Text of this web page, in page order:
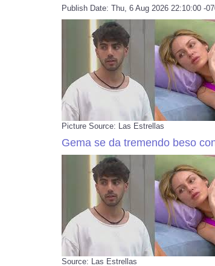
Publish Date: Thu, 6 Aug 2026 22:10:00 -
Picture Source: Las Estrellas
Gema se da tremendo beso
Source: Las Estrellas